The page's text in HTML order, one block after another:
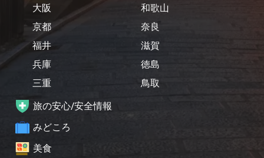
大阪
京都
福井
兵庫
三重
和歌山
奈良
滋賀
徳島
鳥取
旅の安心/安全情報
みどころ
美食